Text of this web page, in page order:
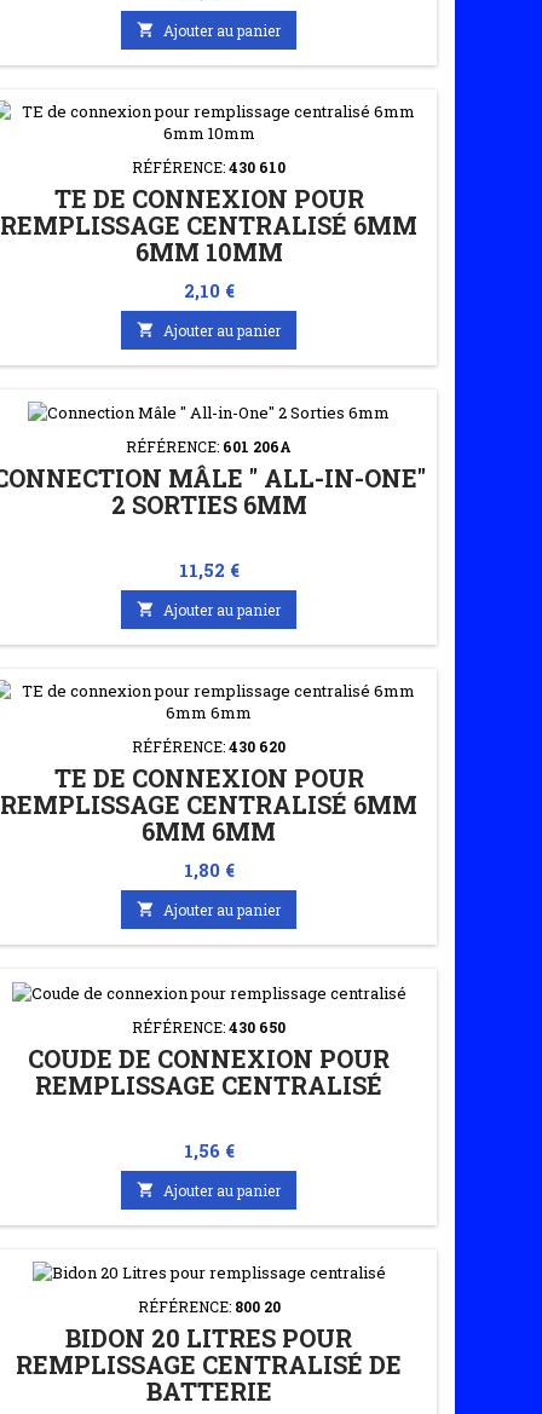
 Ajouter au panier
RÉFÉRENCE:430 610
TE DE CONNEXION POUR
REMPLISSAGE CENTRALISÉ 6MM
6MM 10MM
Prix
2,10 €
 Ajouter au panier
RÉFÉRENCE: 601 206A
MÂLE " ALL-IN-ONE"
2 SORTIES 6MM
Prix
11,52 €
 Ajouter au panier
RÉFÉRENCE:430 620
TE DE CONNEXION POUR
REMPLISSAGE CENTRALISÉ 6MM
6MM 6MM
Prix
1,80 €
 Ajouter au panier
RÉFÉRENCE:430 650
COUDE DE CONNEXION POUR
REMPLISSAGE CENTRALISÉ
Prix
1,56 €
 Ajouter au panier
RÉFÉRENCE: 800 20
BIDON 20 LITRES POUR
REMPLISSAGE CENTRALISÉ DE
BATTERIE